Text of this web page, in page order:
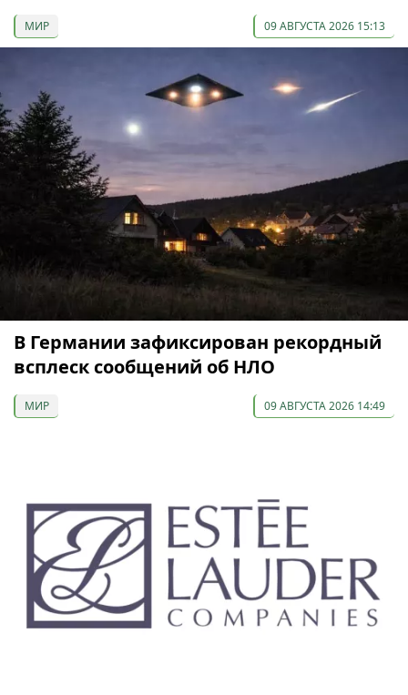
МИР 09 АВГУСТА 2026 15:13
В Германии зафиксирован рекордный
всплеск сообщений об НЛО
МИР 09 АВГУСТА 2026 14:49